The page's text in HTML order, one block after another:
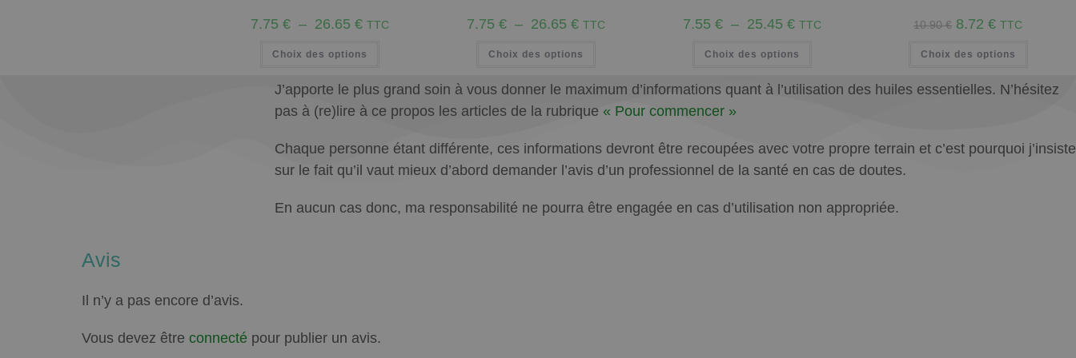
7.75€ – 26.65€ TTC
Choix des options
7.75 € – 26.65 € TTC
Choix des options
7.55 € – 25.45 € TTC
Choix des options
10.90€ 8.72€ TTC
Choix des options
J’apporte le plus grand soin à vous donner le maximum d’informations quant à l’utilisation des huiles essentielles. N’hésitez
pas à (re)lire à ce propos les articles de la rubrique « Pour commencer »
Chaque personne étant différente, ces informations devront être recoupées avec votre propre terrain et c’est pourquoi j’insiste
sur le fait qu’il vaut mieux d’abord demander l’avis d’un professionnel de la santé en cas de doutes.
En aucun cas donc, ma responsabilité ne pourra être engagée en cas d’utilisation non appropriée.
Avis
Il n’y a pas encore d’avis.
Vous devez être connecté pour publier un avis.